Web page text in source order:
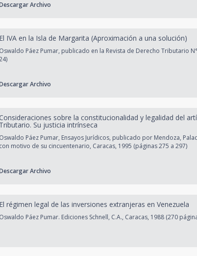
Archivo
El IVA en la Isla de Margarita (Aproximación a una solución)
Oswaldo Páez Pumar, publicado en la Revista de Derecho Tributario
Archivo
sobre la constitucionalidad y legalidad del
Tributario. Su justicia intrínseca
Oswaldo Páez Pumar, Ensayos Jurídicos, publicado por Mendoza,
con motivo de su cincuentenario, Caracas, 1995 (páginas 275 a 297)
Archivo
El régimen legal de las inversiones extranjeras en Venezuela
Oswaldo Páez Pumar. Ediciones Schnell, C.A., Caracas, 1988 (270